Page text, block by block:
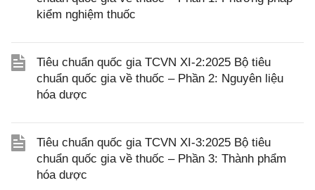
kiểm nghiệm thuốc
Tiêu chuẩn quốc gia TCVN XI-2:2025 Bộ tiêu
chuẩn quốc gia về thuốc – Phần 2: Nguyên liệu
hóa dược
Tiêu chuẩn quốc gia TCVN XI-3:2025 Bộ tiêu
chuẩn quốc gia về thuốc – Phần 3: Thành phẩm
hóa dược